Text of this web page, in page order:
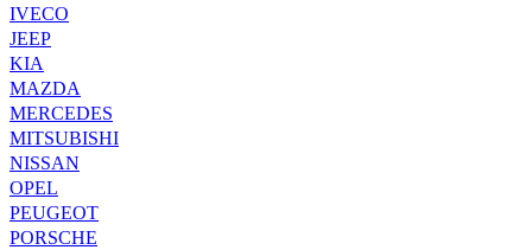
IVECO
JEEP
KIA
MAZDA
MERCEDES
MITSUBISHI
NISSAN
OPEL
PEUGEOT
PORSCHE